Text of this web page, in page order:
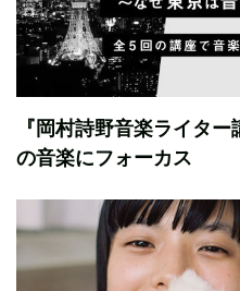
『岡村詩野音楽ライタ
の音楽にフォーカス